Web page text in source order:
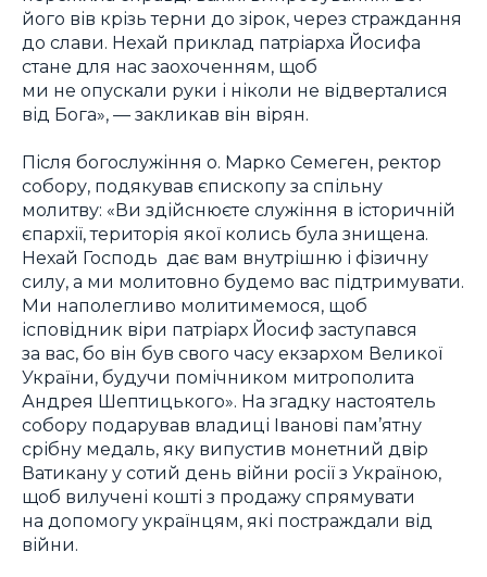
його вів крізь терни до зірок, через страждання
до слави. Нехай приклад патріарха Йосифа
стане для нас заохоченням, щоб
ми не опускали руки і ніколи не відверталися
від Бога», — закликав він вірян.
Після богослужіння о. Марко Семеген, ректор
собору, подякував єпископу за спільну
молитву: «Ви здійснюєте служіння в історичній
єпархії, територія якої колись була знищена.
Нехай Господь дає вам внутрішню і фізичну
силу, а ми молитовно будемо вас підтримувати.
Ми наполегливо молитимемося, щоб
ісповідник віри патріарх Йосиф заступався
за вас, бо він був свого часу екзархом Великої
України, будучи помічником митрополита
Андрея Шептицького». На згадку настоятель
собору подарував владиці Іванові пам’ятну
срібну медаль, яку випустив монетний двір
Ватикану у сотий день війни росії з Україною,
щоб вилучені кошті з продажу спрямувати
на допомогу українцям, які постраждали від
війни.